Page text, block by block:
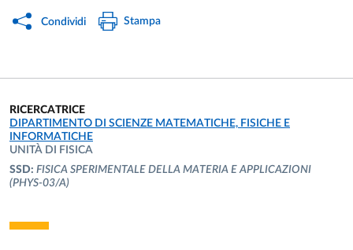
Condividi Stampa
RICERCATRICE
UNITÀ ORGANIZZATIVA AFFERENTE:
DIPARTIMENTO DI SCIENZE MATEMATICHE, FISICHE E
INFORMATICHE
UNITÀ DI FISICA
SSD: FISICA SPERIMENTALE DELLA MATERIA E APPLICAZIONI
(PHYS-03/A)